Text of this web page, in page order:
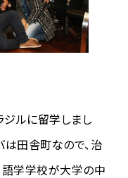
ジルに留学しまし
は田舎町なので、治
語学学校が大学の中